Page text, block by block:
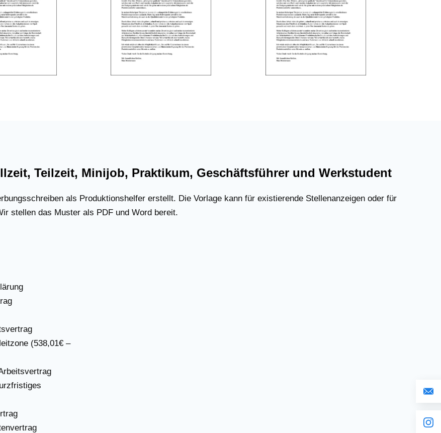
Teilzeit, Minijob, Praktikum, Geschäftsführer und Werkstudent
als Produktionshelfer erstellt. Die Vorlage kann für existierende Stellenanzeigen oder für
stellen das Muster als PDF und Word bereit.
(538,01€ –